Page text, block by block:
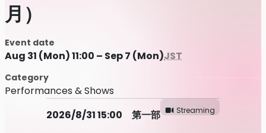
月）
Event date
Aug 31 (Mon) 11:00 – Sep 7 (Mon)JST
Category
Performances & Shows
2026/8/31 15:00 第一部
Streaming